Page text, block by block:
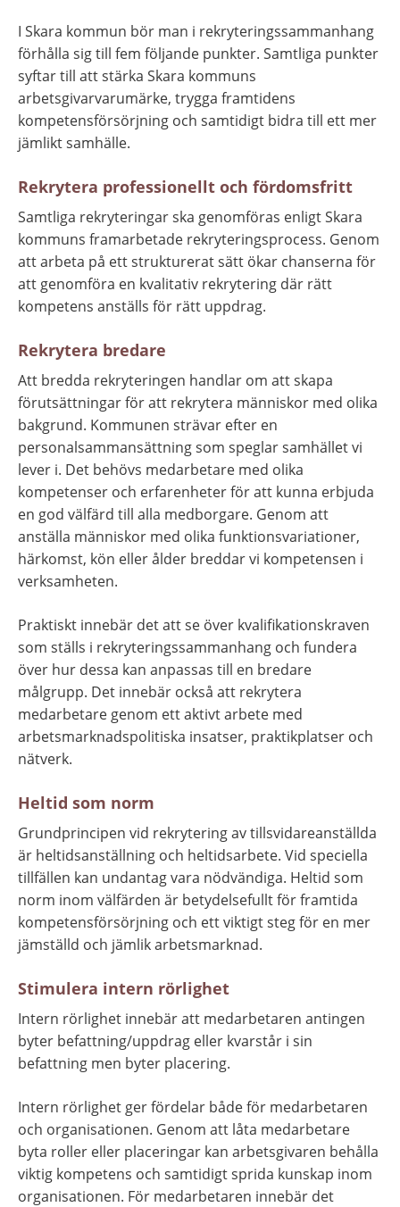
I Skara kommun bör man i rekryteringssammanhang
förhålla sig till fem följande punkter. Samtliga punkter
syftar till att stärka Skara kommuns
arbetsgivarvarumärke, trygga framtidens
kompetensförsörjning och samtidigt bidra till ett mer
jämlikt samhälle.
Rekrytera professionellt och fördomsfritt
Samtliga rekryteringar ska genomföras enligt Skara
kommuns framarbetade rekryteringsprocess. Genom
att arbeta på ett strukturerat sätt ökar chanserna för
att genomföra en kvalitativ rekrytering där rätt
kompetens anställs för rätt uppdrag.
Rekrytera bredare
Att bredda rekryteringen handlar om att skapa
förutsättningar för att rekrytera människor med olika
bakgrund. Kommunen strävar efter en
personalsammansättning som speglar samhället vi
lever i. Det behövs medarbetare med olika
kompetenser och erfarenheter för att kunna erbjuda
en god välfärd till alla medborgare. Genom att
anställa människor med olika funktionsvariationer,
härkomst, kön eller ålder breddar vi kompetensen i
verksamheten.
Praktiskt innebär det att se över kvalifikationskraven
som ställs i rekryteringssammanhang och fundera
över hur dessa kan anpassas till en bredare
målgrupp. Det innebär också att rekrytera
medarbetare genom ett aktivt arbete med
arbetsmarknadspolitiska insatser, praktikplatser och
nätverk.
Heltid som norm
Grundprincipen vid rekrytering av tillsvidareanställda
är heltidsanställning och heltidsarbete. Vid speciella
tillfällen kan undantag vara nödvändiga. Heltid som
norm inom välfärden är betydelsefullt för framtida
kompetensförsörjning och ett viktigt steg för en mer
jämställd och jämlik arbetsmarknad.
Stimulera intern rörlighet
Intern rörlighet innebär att medarbetaren antingen
byter befattning/uppdrag eller kvarstår i sin
befattning men byter placering.
Intern rörlighet ger fördelar både för medarbetaren
och organisationen. Genom att låta medarbetare
byta roller eller placeringar kan arbetsgivaren behålla
viktig kompetens och samtidigt sprida kunskap inom
organisationen. För medarbetaren innebär det